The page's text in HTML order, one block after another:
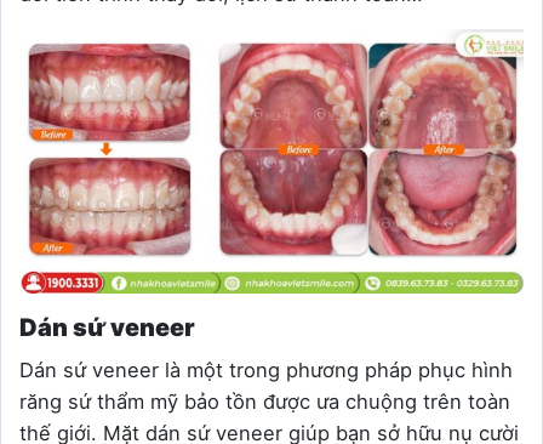
Dán sứ veneer
Dán sứ veneer là một trong phương pháp phục hình
răng sứ thẩm mỹ bảo tồn được ưa chuộng trên toàn
thế giới. Mặt dán sứ veneer giúp bạn sở hữu nụ cười